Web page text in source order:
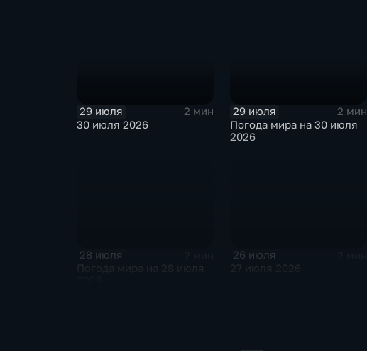
29 июля
2 мин
30 июля 2026
29 июля
2 мин
Погода мира на 30 июля
2026
28 июля 26 июля